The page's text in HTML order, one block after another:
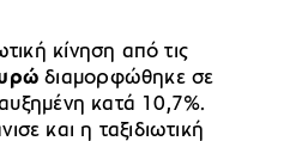
κίνηση από τις
διαμορφώθηκε σε
κατά 10,7%.
και η ταξιδιωτική